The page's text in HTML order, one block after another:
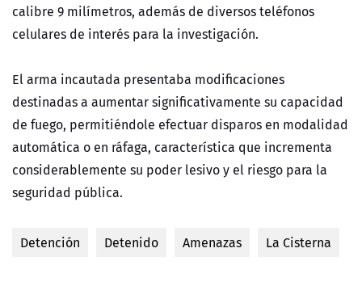
calibre 9 milímetros, además de diversos teléfonos
celulares de interés para la investigación.
El arma incautada presentaba modificaciones
destinadas a aumentar significativamente su capacidad
de fuego, permitiéndole efectuar disparos en modalidad
automática o en ráfaga, característica que incrementa
considerablemente su poder lesivo y el riesgo para la
seguridad pública.
Detención Detenido Amenazas La Cisterna